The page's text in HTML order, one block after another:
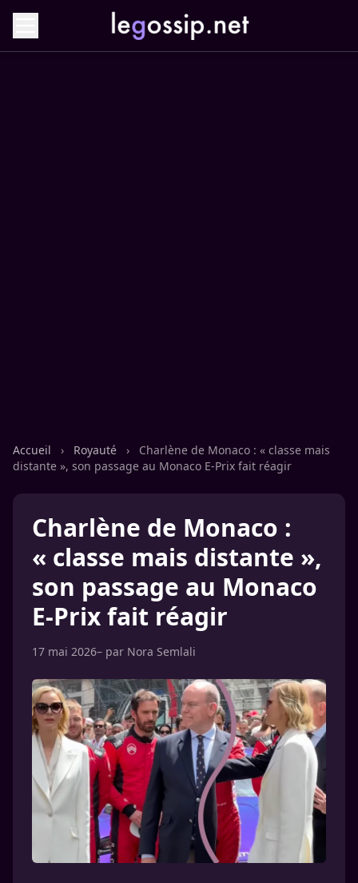
Accueil › Royauté ›
Charlène de Monaco : « classe mais
distante », son passage au Monaco E-Prix fait réagir
Charlène de Monaco :
« classe mais distante »,
son passage au Monaco
E-Prix fait réagir
17 mai 2026– par Nora Semlali